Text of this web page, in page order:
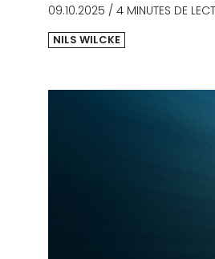
09.10.2025 / 4 MINUTES DE
NILS WILCKE